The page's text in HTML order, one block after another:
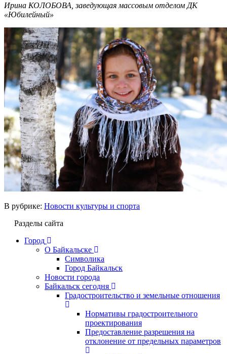
Ирина КОЛОБОВА, заведующая массовым отделом ДК
«Юбилейный»
В рубрике: Новости культуры и спорта
Разделы сайта
Город
О Байкальске
Символика
Город Байкальск
Новости города
Байкальск сегодня
Градостроительство и земельные отношения
Нормативы градостроительного
проектирования
Предоставление разрешения на
отклонение от предельных параметров